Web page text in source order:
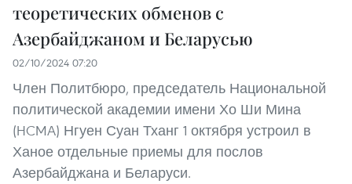
теоретических обменов с
Азербайджаном и Беларусью
02/10/2024 07:20
Член Политбюро, председатель Национальной
политической академии имени Хо Ши Мина
(HCMA) Нгуен Суан Тханг 1 октября устроил в
Ханое отдельные приемы для послов
Азербайджана и Беларуси.